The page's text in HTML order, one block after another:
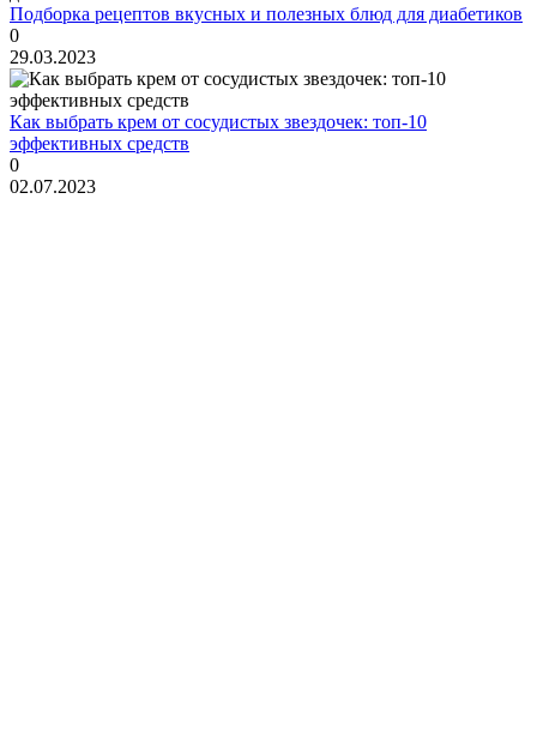
Подборка рецептов вкусных и полезных блюд для диабетиков
0
29.03.2023
Как выбрать крем от сосудистых звездочек: топ-10
эффективных средств
0
02.07.2023